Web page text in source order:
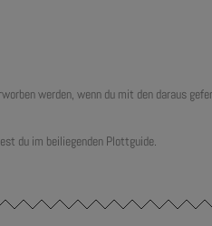
werden, wenn du mit den daraus
du im beiliegenden Plottguide.